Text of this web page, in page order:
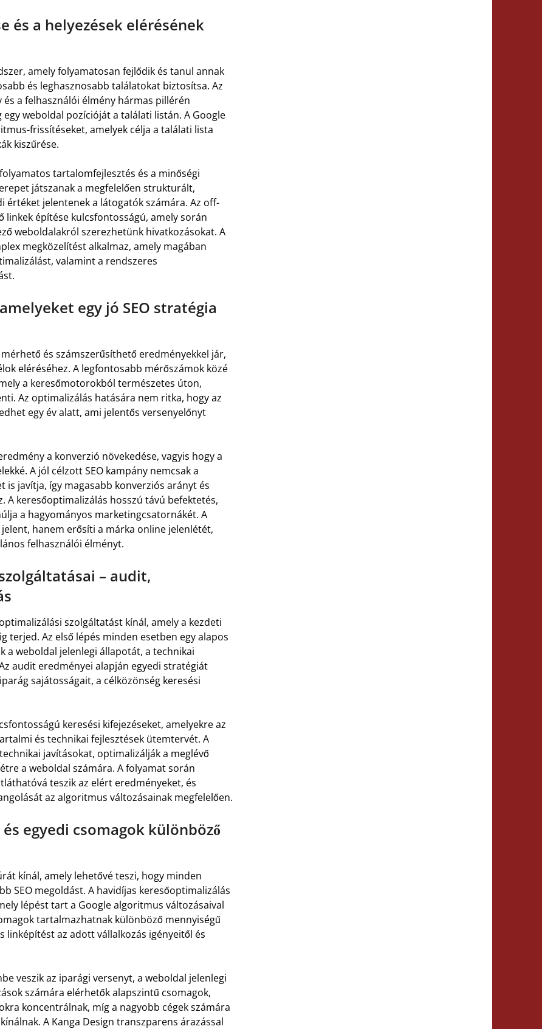
és a helyezések elérésének
amely folyamatosan fejlődik és tanul annak
és leghasznosabb találatokat biztosítsa. Az
a felhasználói élmény hármas pillérén
weboldal pozícióját a találati listán. A Google
frissítéseket, amelyek célja a találati lista
kiszűrése.
tartalomfejlesztés és a minőségi
játszanak a megfelelően strukturált,
értéket jelentenek a látogatók számára. Az off-
linkek építése kulcsfontosságú, amely során
weboldalakról szerezhetünk hivatkozásokat. A
megközelítést alkalmaz, amely magában
valamint a rendszeres
egy jó SEO stratégia
és számszerűsíthető eredményekkel jár,
eléréséhez. A legfontosabb mérőszámok közé
a keresőmotorokból természetes úton,
Az optimalizálás hatására nem ritka, hogy az
egy év alatt, ami jelentős versenyelőnyt
a konverzió növekedése, vagyis hogy a
A jól célzott SEO kampány nemcsak a
javítja, így magasabb konverziós arányt és
keresőoptimalizálás hosszú távú befektetés,
a hagyományos marketingcsatornákét. A
hanem erősíti a márka online jelenlétét,
felhasználói élményt.
– audit,
szolgáltatást kínál, amely a kezdeti
Az első lépés minden esetben egy alapos
a weboldal jelenlegi állapotát, a technikai
audit eredményei alapján egyedi stratégiát
sajátosságait, a célközönség keresési
keresési kifejezéseket, amelyekre az
és technikai fejlesztések ütemtervét. A
javításokat, optimalizálják a meglévő
a weboldal számára. A folyamat során
teszik az elért eredményeket, és
az algoritmus változásainak megfelelően.
egyedi csomagok különböző
kínál, amely lehetővé teszi, hogy minden
SEO megoldást. A havidíjas keresőoptimalizálás
lépést tart a Google algoritmus változásaival
tartalmazhatnak különböző mennyiségű
az adott vállalkozás igényeitől és
veszik az iparági versenyt, a weboldal jelenlegi
számára elérhetők alapszintű csomagok,
koncentrálnak, míg a nagyobb cégek számára
A Kanga Design transzparens árazással